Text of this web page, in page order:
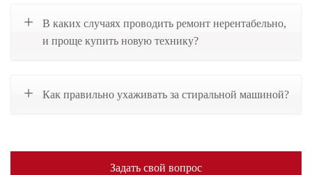
В каких случаях проводить ремонт нерентабельно,
и проще купить новую технику?
Как правильно ухаживать за стиральной машиной?
Задать свой вопрос